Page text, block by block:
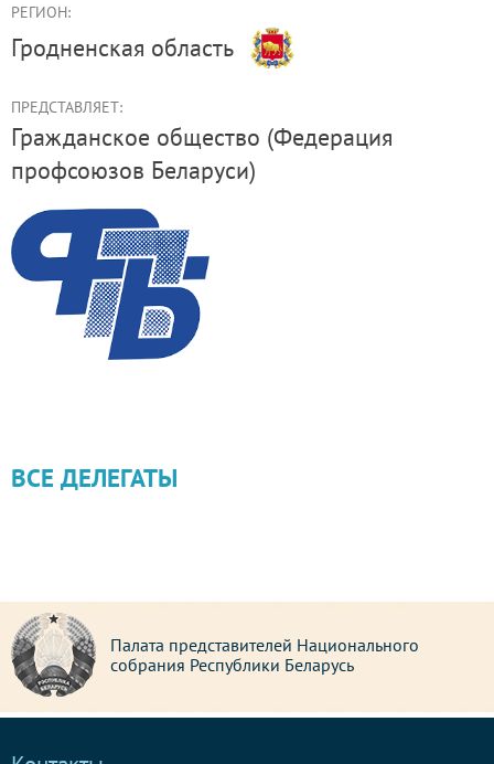
РЕГИОН:
Гродненская область
ПРЕДСТАВЛЯЕТ:
Гражданское общество (Федерация
профсоюзов Беларуси)
ВСЕ ДЕЛЕГАТЫ
Палата представителей Национального
собрания Республики Беларусь